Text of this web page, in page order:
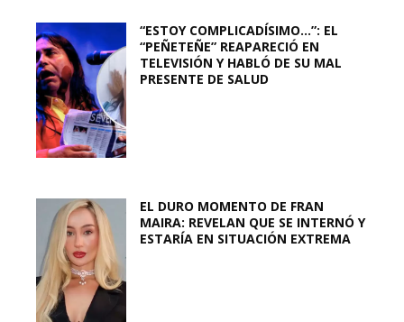
“ESTOY COMPLICADÍSIMO…”: EL
“PEÑETEÑE” REAPARECIÓ EN
TELEVISIÓN Y HABLÓ DE SU MAL
PRESENTE DE SALUD
EL DURO MOMENTO DE FRAN
MAIRA: REVELAN QUE SE INTERNÓ Y
ESTARÍA EN SITUACIÓN EXTREMA